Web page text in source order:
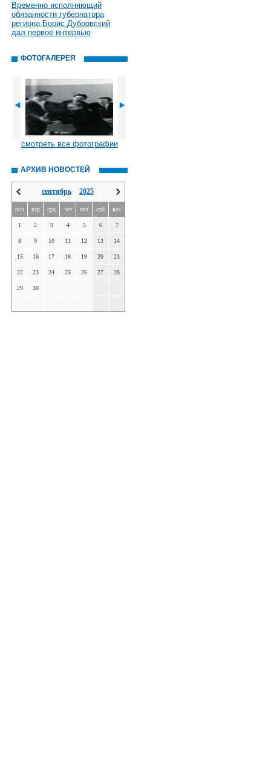
Временно исполняющий
обязанности губернатора
региона Борис Дубровский
дал первое интервью
ФОТОГАЛЕРЕЯ
смотреть все фотографии
АРХИВ НОВОСТЕЙ
сентябрь 2025
пон втр срд чет пят суб вск
1 2 3 4 5 6 7
8 9 10 11 12 13 14
15 16 17 18 19 20 21
22 23 24 25 26 27 28
29 30